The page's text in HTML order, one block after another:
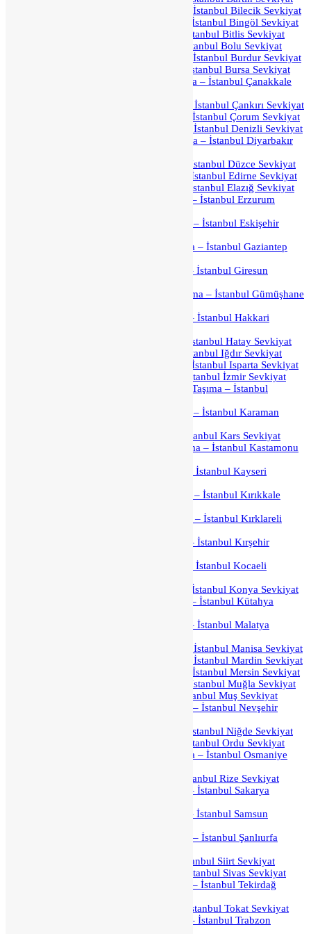
İstanbul Bilecik Parça Yük Taşıma – İstanbul Bilecik Sevkiyat
İstanbul Bingöl Parça Yük Taşıma – İstanbul Bingöl Sevkiyat
İstanbul Bitlis Parça Yük Taşıma – İstanbul Bitlis Sevkiyat
İstanbul Bolu Parça Yük Taşıma – İstanbul Bolu Sevkiyat
İstanbul Burdur Parça Yük Taşıma – İstanbul Burdur Sevkiyat
İstanbul Bursa Parça Yük Taşıma – İstanbul Bursa Sevkiyat
İstanbul Çanakkale Parça Yük Taşıma – İstanbul Çanakkale
İstanbul Çankırı Parça Yük Taşıma – İstanbul Çankırı Sevkiyat
İstanbul Çorum Parça Yük Taşıma – İstanbul Çorum Sevkiyat
İstanbul Denizli Parça Yük Taşıma – İstanbul Denizli Sevkiyat
İstanbul Diyarbakır Parça Yük Taşıma – İstanbul Diyarbakır
İstanbul Düzce Parça Yük Taşıma – İstanbul Düzce Sevkiyat
İstanbul Edirne Parça Yük Taşıma – İstanbul Edirne Sevkiyat
İstanbul Elazığ Parça Yük Taşıma – İstanbul Elazığ Sevkiyat
İstanbul Erzurum Parça Yük Taşıma – İstanbul Erzurum
İstanbul Eskişehir Parça Yük Taşıma – İstanbul Eskişehir
İstanbul Gaziantep Parça Yük Taşıma – İstanbul Gaziantep
İstanbul Giresun Parça Yük Taşıma – İstanbul Giresun
İstanbul Gümüşhane Parça Yük Taşıma – İstanbul Gümüşhane
İstanbul Hakkari Parça Yük Taşıma – İstanbul Hakkari
İstanbul Hatay Parça Yük Taşıma – İstanbul Hatay Sevkiyat
İstanbul Iğdır Parça Yük Taşıma – İstanbul Iğdır Sevkiyat
İstanbul Isparta Parça Yük Taşıma – İstanbul Isparta Sevkiyat
İstanbul İzmir Parça Yük Taşıma – İstanbul İzmir Sevkiyat
İstanbul Kahramanmaraş Parça Yük Taşıma – İstanbul
İstanbul Karaman Parça Yük Taşıma – İstanbul Karaman
İstanbul Kars Parça Yük Taşıma – İstanbul Kars Sevkiyat
İstanbul Kastamonu Parça Yük Taşıma – İstanbul Kastamonu
İstanbul Kayseri Parça Yük Taşıma – İstanbul Kayseri
İstanbul Kırıkkale Parça Yük Taşıma – İstanbul Kırıkkale
İstanbul Kırklareli Parça Yük Taşıma – İstanbul Kırklareli
İstanbul Kırşehir Parça Yük Taşıma – İstanbul Kırşehir
İstanbul Kocaeli Parça Yük Taşıma – İstanbul Kocaeli
İstanbul Konya Parça Yük Taşıma – İstanbul Konya Sevkiyat
İstanbul Kütahya Parça Yük Taşıma – İstanbul Kütahya
İstanbul Malatya Parça Yük Taşıma – İstanbul Malatya
İstanbul Manisa Parça Yük Taşıma – İstanbul Manisa Sevkiyat
İstanbul Mardin Parça Yük Taşıma – İstanbul Mardin Sevkiyat
İstanbul Mersin Parça Yük Taşıma – İstanbul Mersin Sevkiyat
İstanbul Muğla Parça Yük Taşıma – İstanbul Muğla Sevkiyat
İstanbul Muş Parça Yük Taşıma – İstanbul Muş Sevkiyat
İstanbul Nevşehir Parça Yük Taşıma – İstanbul Nevşehir
İstanbul Niğde Parça Yük Taşıma – İstanbul Niğde Sevkiyat
İstanbul Ordu Parça Yük Taşıma – İstanbul Ordu Sevkiyat
İstanbul Osmaniye Parça Yük Taşıma – İstanbul Osmaniye
İstanbul Rize Parça Yük Taşıma – İstanbul Rize Sevkiyat
İstanbul Sakarya Parça Yük Taşıma – İstanbul Sakarya
İstanbul Samsun Parça Yük Taşıma – İstanbul Samsun
İstanbul Şanlıurfa Parça Yük Taşıma – İstanbul Şanlıurfa
İstanbul Siirt Parça Yük Taşıma – İstanbul Siirt Sevkiyat
İstanbul Sivas Parça Yük Taşıma – İstanbul Sivas Sevkiyat
İstanbul Tekirdağ Parça Yük Taşıma – İstanbul Tekirdağ
İstanbul Tokat Parça Yük Taşıma – İstanbul Tokat Sevkiyat
İstanbul Trabzon Parça Yük Taşıma – İstanbul Trabzon